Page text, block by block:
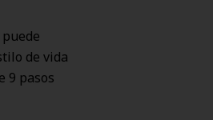
de vida
9 pasos